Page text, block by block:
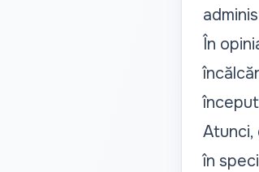
În
Atunci,
în